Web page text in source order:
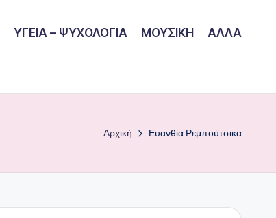
ΥΓΕΙΑ – ΨΥΧΟΛΟΓΙΑ ΜΟΥΣΙΚΗ ΑΛΛΑ
Αρχική Ευανθία Ρεμπούτσικα